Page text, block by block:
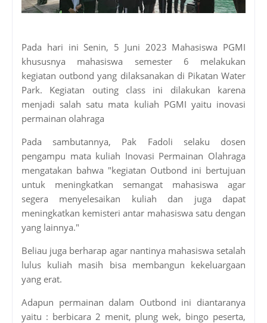
Pada hari ini Senin, 5 Juni 2023 Mahasiswa PGMI
khususnya mahasiswa semester 6 melakukan
kegiatan outbond yang dilaksanakan di Pikatan Water
Park. Kegiatan outing class ini dilakukan karena
menjadi salah satu mata kuliah PGMI yaitu inovasi
permainan olahraga
Pada sambutannya, Pak Fadoli selaku dosen
pengampu mata kuliah Inovasi Permainan Olahraga
mengatakan bahwa "kegiatan Outbond ini bertujuan
untuk meningkatkan semangat mahasiswa agar
segera menyelesaikan kuliah dan juga dapat
meningkatkan kemisteri antar mahasiswa satu dengan
yang lainnya."
Beliau juga berharap agar nantinya mahasiswa setalah
lulus kuliah masih bisa membangun kekeluargaan
yang erat.
Adapun permainan dalam Outbond ini diantaranya
yaitu : berbicara 2 menit, plung wek, bingo peserta,